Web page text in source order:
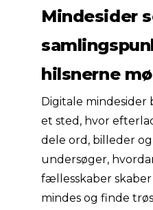
Mindesider
hilsnerne
Digitale mindesider
et sted, hvor
dele ord, billeder
undersøger,
fællesskaber
mindes og finde